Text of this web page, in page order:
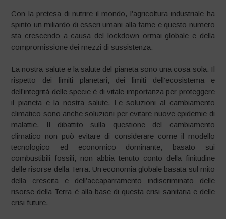
Con la pretesa di nutrire il mondo, l’agricoltura industriale ha
spinto un miliardo di esseri umani alla fame e questo numero
sta crescendo a causa del lockdown ormai globale e della
compromissione dei mezzi di sussistenza.
La nostra salute e la salute del pianeta sono una cosa sola. Il
rispetto dei limiti planetari, dei limiti dell’ecosistema e
dell’integrità delle specie è di vitale importanza per proteggere
il pianeta e la nostra salute. Le soluzioni al cambiamento
climatico sono anche soluzioni per evitare nuove epidemie di
malattie. Il dibattito sulla questione del cambiamento
climatico non può evitare di considerare come il modello
tecnologico ed economico dominante, basato sui
combustibili fossili, non abbia tenuto conto della finitudine
delle risorse della Terra. Un’economia globale basata sul mito
della crescita e dell’accaparramento indiscriminato delle
risorse della Terra è alla base di questa crisi sanitaria e delle
crisi future.